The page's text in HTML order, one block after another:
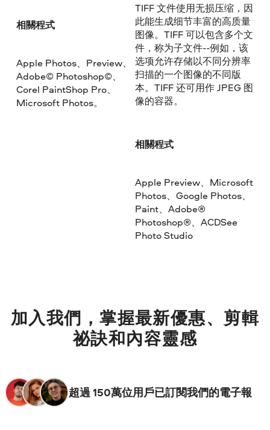
相關程式
Apple Photos、Preview、
Adobe© Photoshop©、
Corel PaintShop Pro、
Microsoft Photos。
TIFF 文件使用无损压缩，因
此能生成细节丰富的高质量
图像。TIFF 可以包含多个文
件，称为子文件--例如，该
选项允许存储以不同分辨率
扫描的一个图像的不同版
本。TIFF 还可用作 JPEG 图
像的容器。
相關程式
Apple Preview、Microsoft
Photos、Google Photos、
Paint、Adobe®
Photoshop®、ACDSee
Photo Studio
加入我們，掌握最新優惠、剪輯
祕訣和內容靈感
超過 150萬位用戶已訂閱我們的電子報